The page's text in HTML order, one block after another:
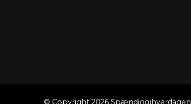
© Copyright 2026 Spændingihverdagen